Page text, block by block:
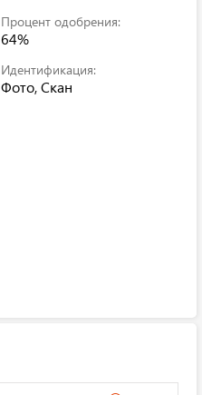
Процент одобрения:
64%
Идентификация:
Фото, Скан